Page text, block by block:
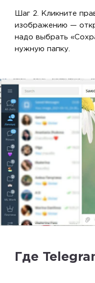
Шаг 2. Кликните
изображению —
надо выбрать
нужную папку.
Где